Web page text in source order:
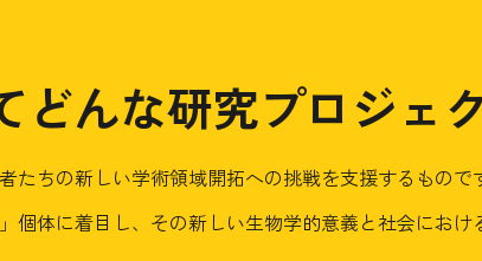
どんな研究プロジェ
ちの新しい学術領域開拓への挑戦を支援するもので
体に着目し、その新しい生物学的意義と社会におけ